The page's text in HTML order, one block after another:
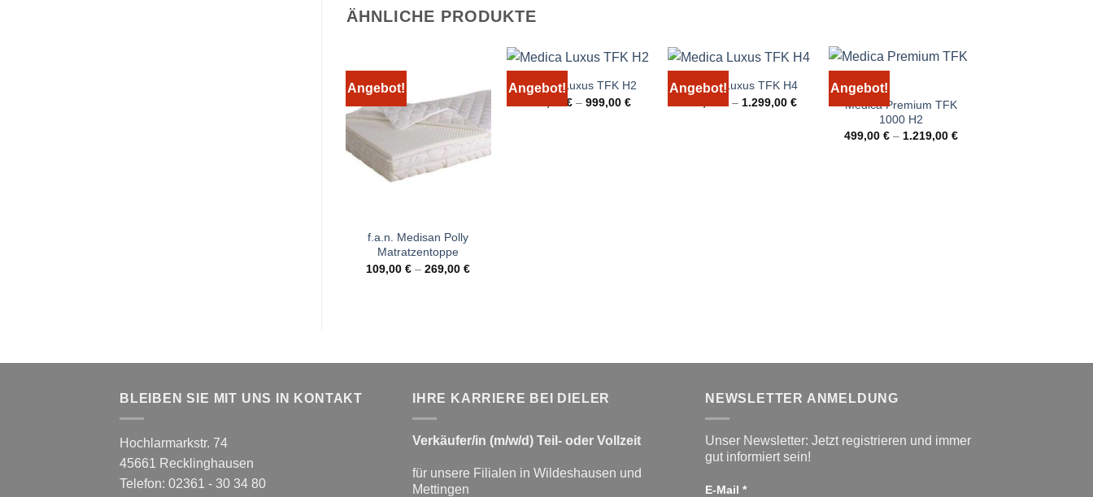
ÄHNLICHE PRODUKTE
Angebot!
f.a.n. Medisan Polly
Matratzentoppe
109,00€ –269,00€
Angebot!
Medica Luxus TFK H2
€ –999,00€
Angebot!
Medica Luxus TFK H4
– 1.299,00€
Angebot!
Medica Premium TFK
1000 H2
499,00€ – 1.219,00€
BLEIBEN SIE MIT UNS IN KONTAKT
Hochlarmarkstr. 74
45661 Recklinghausen
Telefon: 02361 - 30 34 80
IHRE KARRIERE BEI DIELER
Verkäufer/in (m/w/d) Teil- oder Vollzeit
für unsere Filialen in Wildeshausen und
Mettingen
NEWSLETTER ANMELDUNG
Unser Newsletter: Jetzt registrieren und immer
gut informiert sein!
E-Mail *